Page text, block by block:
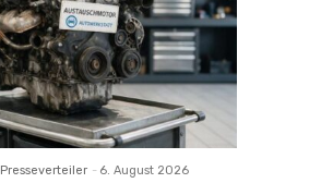
- 6. August 2026